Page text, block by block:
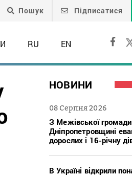
Пошук Підписатися
RU EN
НОВИНИ
08 Серпня 2026
З Межівської
Дніпропетровщині
дорослих і 16-річну
В Україні відкрили